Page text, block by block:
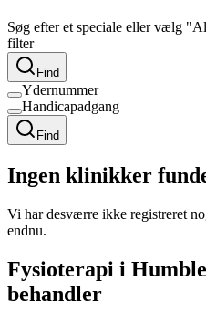
Søg efter et speciale eller vælg
filter
Find
Ydernummer
Handicapadgang
Find
Ingen klinikker
Vi har desværre ikke registreret
endnu.
Fysioterapi i
behandler